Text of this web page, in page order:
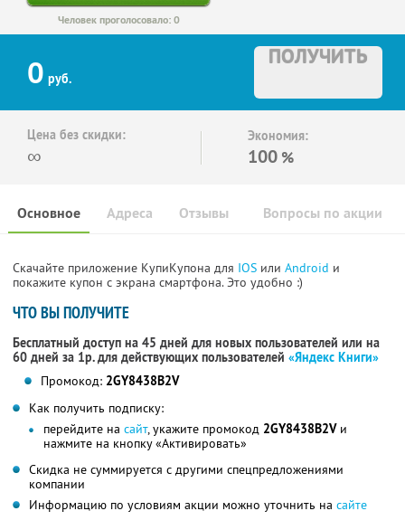
Человек проголосовало: 0
0 руб.
ПОЛУЧИТЬ
Цена без скидки:
∞
Экономия:
100 %
Основное Отзывы Вопросы по акции
Адреса
Скачайте приложение КупиКупона для IOS или Android и
покажите купон с экрана смартфона. Это удобно :)
ЧТО ВЫ ПОЛУЧИТЕ
Бесплатный доступ на 45 дней для новых пользователей или на
60 дней за 1р. для действующих пользователей «Яндекс Книги»
Промокод: 2GY8438B2V
Как получить подписку:
перейдите на сайт, укажите промокод 2GY8438B2Vи
нажмите на кнопку «Активировать»
Скидка не суммируется с другими спецпредложениями
компании
Информацию по условиям акции можно уточнить на сайте